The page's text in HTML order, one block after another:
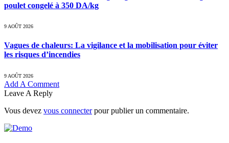
poulet congelé à 350 DA/kg
9 AOÛT 2026
Vagues de chaleurs: La vigilance et la mobilisation pour éviter
les risques d’incendies
9 AOÛT 2026
Add A Comment
Leave A Reply
Vous devez vous connecterpour publier un commentaire.